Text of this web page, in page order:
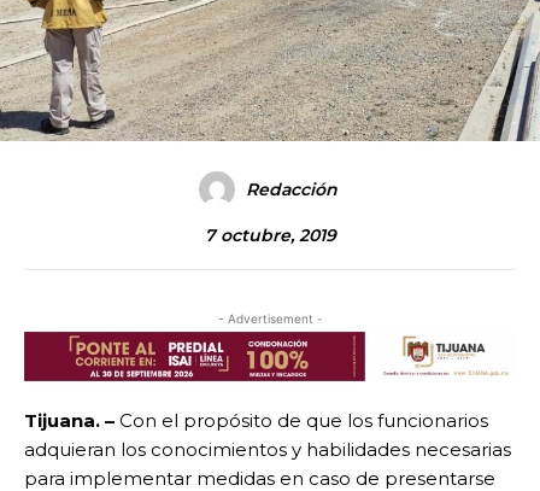
Redacción
7 octubre, 2019
- Advertisement -
Tijuana. – Con el propósito de que los funcionarios
adquieran los conocimientos y habilidades necesarias
para implementar medidas en caso de presentarse